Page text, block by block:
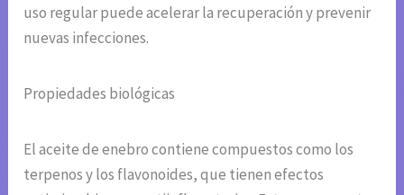
uso regular puede acelerar la recuperación y prevenir
nuevas infecciones.
Propiedades biológicas
El aceite de enebro contiene compuestos como los
terpenos y los flavonoides, que tienen efectos